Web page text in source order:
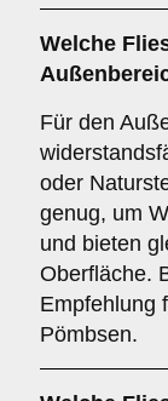
Welche
Für den
oder
genug, um
und bieten
Oberfläche.
Empfehlung
Pömbsen.